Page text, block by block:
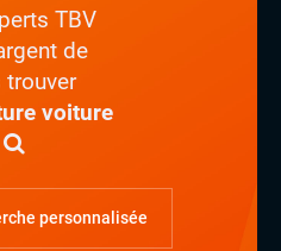
TBV
de
trouver
voiture
personnalisée